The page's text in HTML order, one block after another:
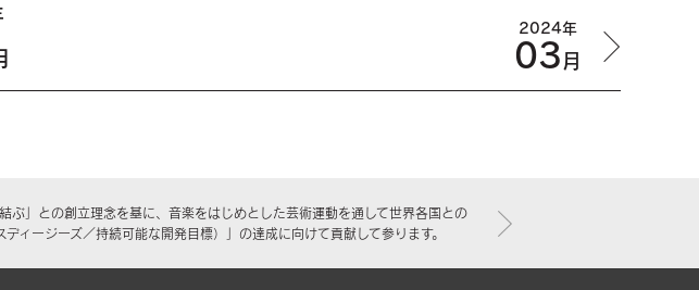
2024年
03月
ぶ」との創立理念を基に、音楽をはじめとした芸術運動を通して世界各国との
ィージーズ／持続可能な開発目標）」の達成に向けて貢献して参ります。